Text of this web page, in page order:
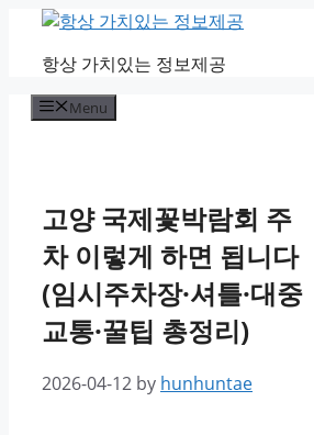
content
항상 가치있는 정보제공
Menu
고양 국제꽃박람회 주
차 이렇게 하면 됩니다
(임시주차장·셔틀·대중
교통·꿀팁 총정리)
2026-04-12 by hunhuntae